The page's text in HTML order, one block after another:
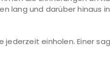
lang und darüber hinaus
einholen. Einer